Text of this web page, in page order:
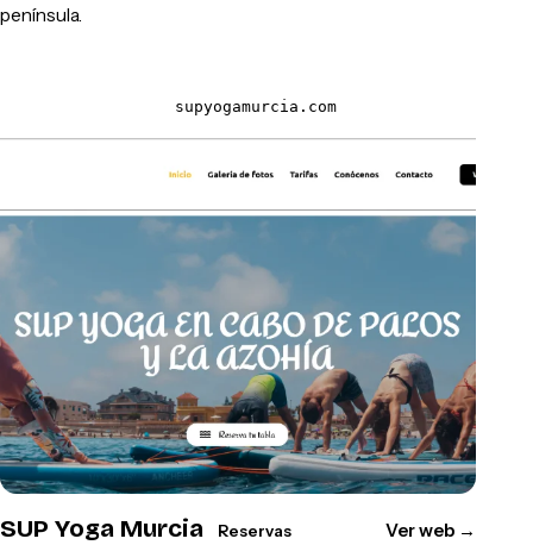
península.
supyogamurcia.com
SUP Yoga Murcia Reservas Ver web →